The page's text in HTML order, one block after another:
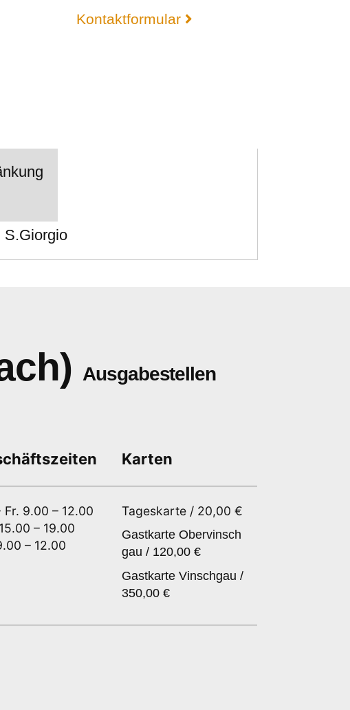
Kontaktformular
S.Giorgio
Ausgabestellen
Karten
Fr. 9.00 – 12.00
– 19.00
– 12.00
Tageskarte / 20,00 €
Gastkarte Obervinsch
gau / 120,00 €
Gastkarte Vinschgau /
350,00 €